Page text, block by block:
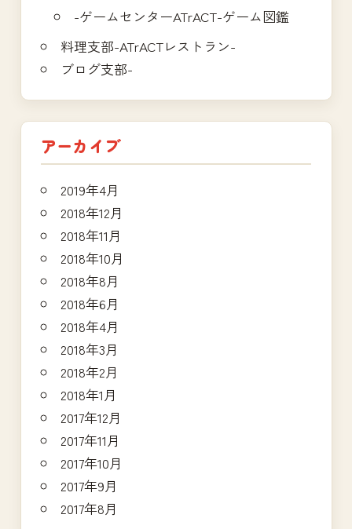
-ゲームセンターATrACT-ゲーム図鑑
料理支部-ATrACTレストラン-
ブログ支部-
アーカイブ
2019年4月
2018年12月
2018年11月
2018年10月
2018年8月
2018年6月
2018年4月
2018年3月
2018年2月
2018年1月
2017年12月
2017年11月
2017年10月
2017年9月
2017年8月